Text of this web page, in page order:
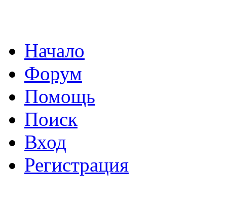
Начало
Форум
Помощь
Поиск
Вход
Регистрация